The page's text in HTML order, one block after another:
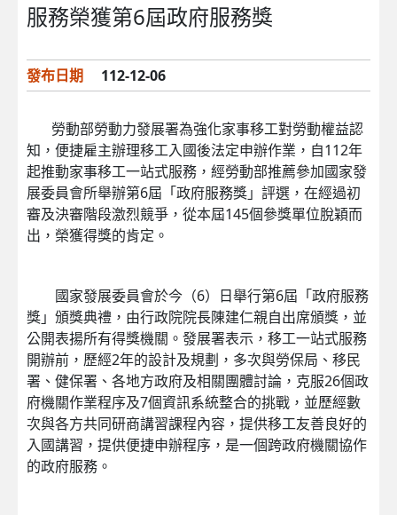
服務榮獲第6屆政府服務獎
發布日期 112-12-06
勞動部勞動力發展署為強化家事移工對勞動權益認
知，便捷雇主辦理移工入國後法定申辦作業，自112年
起推動家事移工一站式服務，經勞動部推薦參加國家發
展委員會所舉辦第6屆「政府服務獎」評選，在經過初
審及決審階段激烈競爭，從本屆145個參獎單位脫穎而
出，榮獲得獎的肯定。
國家發展委員會於今（6）日舉行第6屆「政府服務
獎」頒獎典禮，由行政院院長陳建仁親自出席頒獎，並
公開表揚所有得獎機關。發展署表示，移工一站式服務
開辦前，歷經2年的設計及規劃，多次與勞保局、移民
署、健保署、各地方政府及相關團體討論，克服26個政
府機關作業程序及7個資訊系統整合的挑戰，並歷經數
次與各方共同研商講習課程內容，提供移工友善良好的
入國講習，提供便捷申辦程序，是一個跨政府機關協作
的政府服務。